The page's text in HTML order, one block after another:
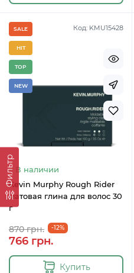
Фильтр
Код: KMU15428
SALE
HIT
TOP
NEW
В наличии
Kevin Murphy Rough Rider
матовая глина для волос 30
г
870 грн. -12%
766 грн.
Купить